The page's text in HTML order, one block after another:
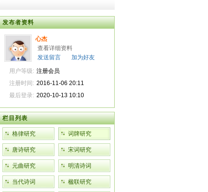
发布者资料
心杰
查看详细资料
发送留言
加为好友
用户等级: 注册会员
注册时间: 2016-11-06 20:11
最后登录: 2020-10-13 10:10
栏目列表
格律研究 词牌研究
唐诗研究 宋词研究
元曲研究 明清诗词
当代诗词 楹联研究